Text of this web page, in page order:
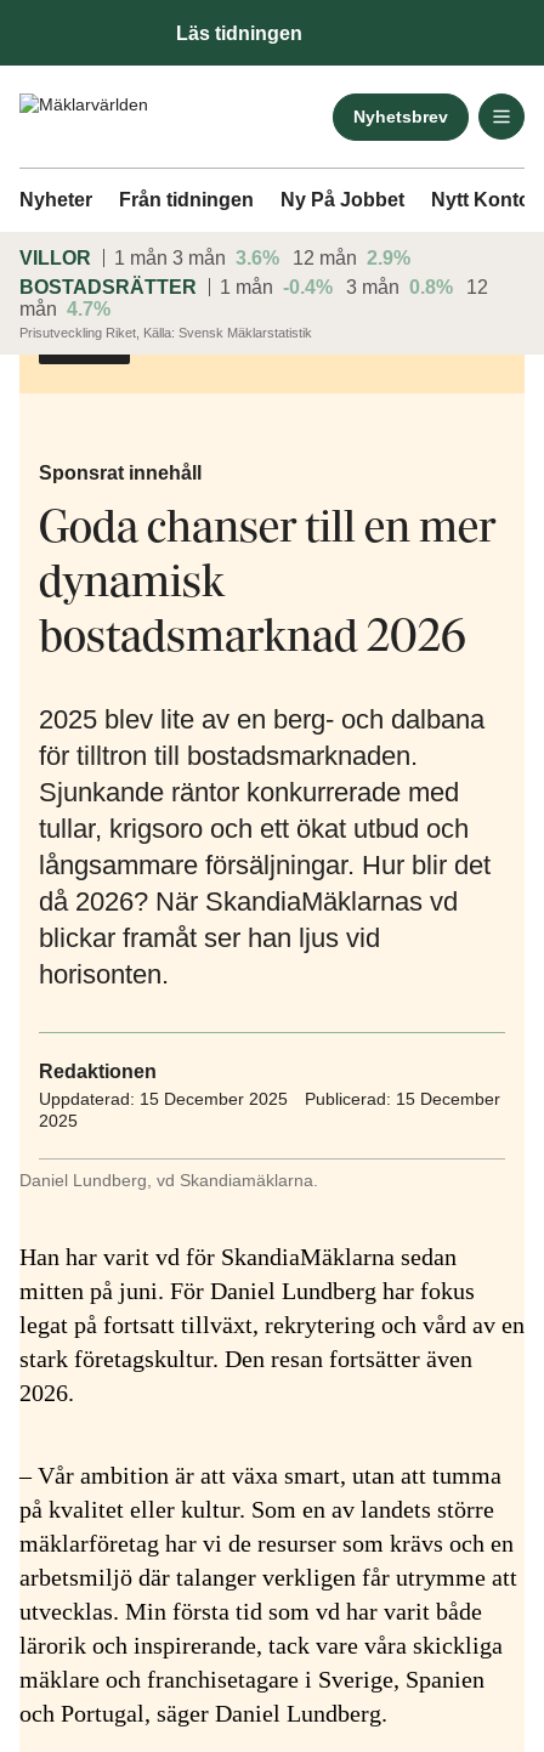
Läs tidningen
Nyhetsbrev
Nyheter Från tidningen Ny På Jobbet Nytt Kontor
VILLOR 1 mån 3 mån 3.6% 12 mån 2.9%
BOSTADSRÄTTER
1 mån -0.4% 3 mån 0.8%
12
mån 4.7%
Prisutveckling Riket, Källa: Svensk Mäklarstatistik
ANNONS
Sponsrat innehåll
Goda chanser till en mer
dynamisk
bostadsmarknad 2026
2025 blev lite av en berg- och dalbana
för tilltron till bostadsmarknaden.
Sjunkande räntor konkurrerade med
tullar, krigsoro och ett ökat utbud och
långsammare försäljningar. Hur blir det
då 2026? När SkandiaMäklarnas vd
blickar framåt ser han ljus vid
horisonten.
Redaktionen
Uppdaterad: 15 December 2025
Publicerad: 15 December
2025
Daniel Lundberg, vd Skandiamäklarna.
Han har varit vd för SkandiaMäklarna sedan
mitten på juni. För Daniel Lundberg har fokus
legat på fortsatt tillväxt, rekrytering och vård av en
stark företagskultur. Den resan fortsätter även
2026.
– Vår ambition är att växa smart, utan att tumma
på kvalitet eller kultur. Som en av landets större
mäklarföretag har vi de resurser som krävs och en
arbetsmiljö där talanger verkligen får utrymme att
utvecklas. Min första tid som vd har varit både
lärorik och inspirerande, tack vare våra skickliga
mäklare och franchisetagare i Sverige, Spanien
och Portugal, säger Daniel Lundberg.